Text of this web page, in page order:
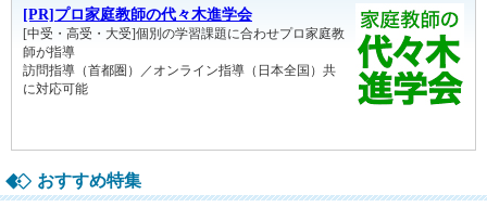
おすすめ特集